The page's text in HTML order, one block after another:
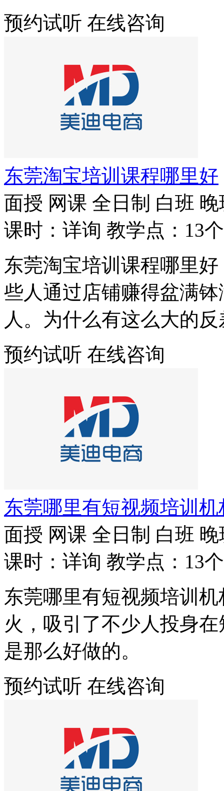
预约试听 在线咨询
东莞淘宝培训课程哪里好
面授 网课 全日制 白班 晚
课时：详询 教学点：13个
东莞淘宝培训课程哪里
些人通过店铺赚得盆满
人。为什么有这么大的
预约试听 在线咨询
东莞哪里有短视频培训机
面授 网课 全日制 白班 晚
课时：详询 教学点：13个
东莞哪里有短视频培训
火，吸引了不少人投身
是那么好做的。
预约试听 在线咨询